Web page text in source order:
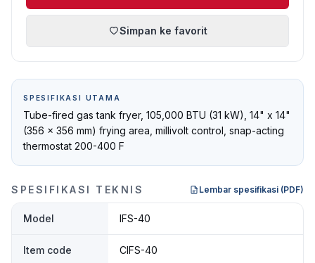
Simpan ke favorit
SPESIFIKASI UTAMA
Tube-fired gas tank fryer, 105,000 BTU (31 kW), 14" x 14"
(356 x 356 mm) frying area, millivolt control, snap-acting
thermostat 200-400 F
SPESIFIKASI TEKNIS Lembar spesifikasi (PDF)
Model IFS-40
Item code CIFS-40